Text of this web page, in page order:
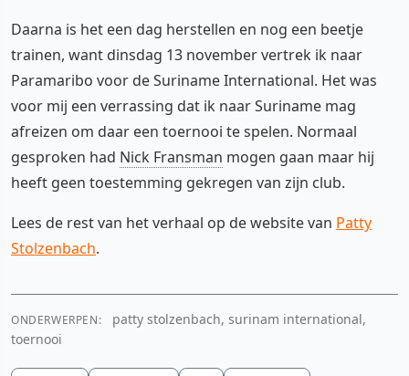
Daarna is het een dag herstellen en nog een beetje
trainen, want dinsdag 13 november vertrek ik naar
Paramaribo voor de Suriname International. Het was
voor mij een verrassing dat ik naar Suriname mag
afreizen om daar een toernooi te spelen. Normaal
gesproken had Nick Fransman mogen gaan maar hij
heeft geen toestemming gekregen van zijn club.
Lees de rest van het verhaal op de website van Patty
Stolzenbach.
ONDERWERPEN:
patty stolzenbach, surinam international,
toernooi